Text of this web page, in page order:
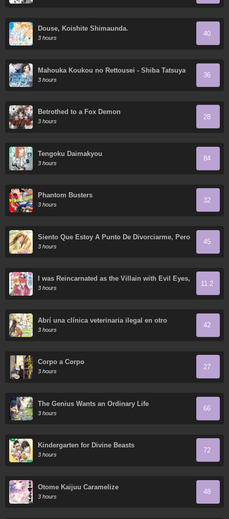
Douse, Koishite Shimaunda.
3 hours
40
Mahouka Koukou no Rettousei - Shiba Tatsuya
Ansatsu Keikaku
3 hours
36
Betrothed to a Fox Demon
3 hours
28
Tengoku Daimakyou
3 hours
84
Phantom Busters
3 hours
32
Siento Que Estoy A Punto De Divorciarme, Pero
Mi Esposo Es Mi Favorito
3 hours
45
I was Reincarnated as the Villain with Evil Eyes,
so I Aim to Be a Mob Character
3 hours
11.2
Abrí una clínica veterinaria ilegal en otro
mundo
3 hours
42
Corpo a Corpo
3 hours
27
The Genius Wants an Ordinary Life
3 hours
66
Kindergarten for Divine Beasts
3 hours
72
Otome Kaijuu Caramelize
3 hours
48